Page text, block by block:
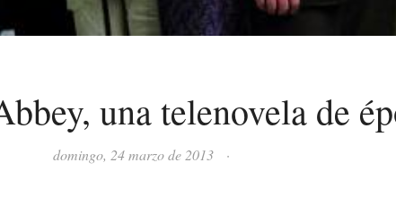
una telenovela de
domingo, 24 marzo de 2013 ·